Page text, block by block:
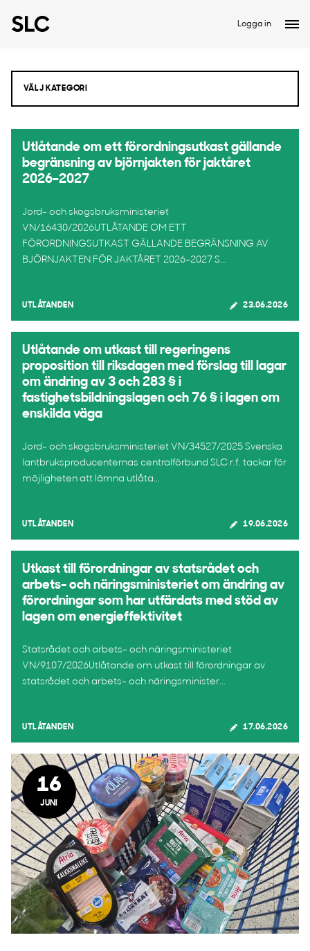
Logga in
Utlåtande om ett förordningsutkast gällande
begränsning av björnjakten för jaktåret
2026–2027
Jord- och skogsbruksministeriet
VN/16430/2026UTLÅTANDE OM ETT
FÖRORDNINGSUTKAST GÄLLANDE BEGRÄNSNING AV
BJÖRNJAKTEN FÖR JAKTÅRET 2026–2027 S...
UTLÅTANDEN 23.06.2026
Utlåtande om utkast till regeringens
proposition till riksdagen med förslag till lagar
om ändring av 3 och 283 § i
fastighetsbildningslagen och 76 § i lagen om
enskilda väga
Jord- och skogsbruksministeriet VN/34527/2025 Svenska
lantbruksproducenternas centralförbund SLC r.f. tackar för
möjligheten att lämna utlåta...
UTLÅTANDEN 19.06.2026
Utkast till förordningar av statsrådet och
arbets- och näringsministeriet om ändring av
förordningar som har utfärdats med stöd av
lagen om energieffektivitet
Statsrådet och arbets- och näringsministeriet
VN/9107/2026Utlåtande om utkast till förordningar av
statsrådet och arbets- och näringsminister...
UTLÅTANDEN 17.06.2026
16
JUNI